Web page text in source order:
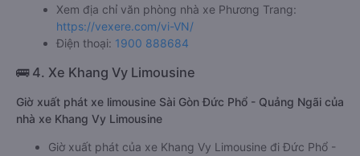
Xem địa chỉ văn phòng nhà xe Phương Trang:
https://vexere.com/vi-VN/
Điện thoại: 1900 888684
🚌 4. Xe Khang Vy Limousine
Giờ xuất phát xe limousine Sài Gòn Đức Phổ - Quảng Ngãi của
nhà xe Khang Vy Limousine
Giờ xuất phát của xe Khang Vy Limousine đi Đức Phổ -